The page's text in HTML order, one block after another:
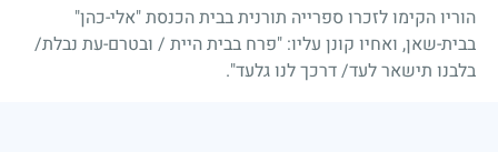
הוריו הקימו לזכרו ספרייה תורנית בבית הכנסת "אלי-כהן"
בבית-שאן, ואחיו קונן עליו: "פרח בבית היית / ובטרם-עת נבלת/
בלבנו תישאר לעד/דרכך לנו גלעד".